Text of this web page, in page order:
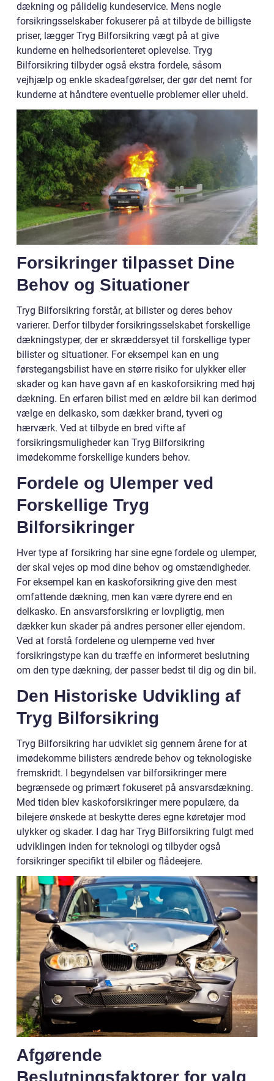
dækning og pålidelig kundeservice. Mens nogle
forsikringsselskaber fokuserer på at tilbyde de billigste
priser, lægger Tryg Bilforsikring vægt på at give
kunderne en helhedsorienteret oplevelse. Tryg
Bilforsikring tilbyder også ekstra fordele, såsom
vejhjælp og enkle skadeafgørelser, der gør det nemt for
kunderne at håndtere eventuelle problemer eller uheld.
Forsikringer tilpasset Dine
Behov og Situationer
Tryg Bilforsikring forstår, at bilister og deres behov
varierer. Derfor tilbyder forsikringsselskabet forskellige
dækningstyper, der er skræddersyet til forskellige typer
bilister og situationer. For eksempel kan en ung
førstegangsbilist have en større risiko for ulykker eller
skader og kan have gavn af en kaskoforsikring med høj
dækning. En erfaren bilist med en ældre bil kan derimod
vælge en delkasko, som dækker brand, tyveri og
hærværk. Ved at tilbyde en bred vifte af
forsikringsmuligheder kan Tryg Bilforsikring
imødekomme forskellige kunders behov.
Fordele og Ulemper ved
Forskellige Tryg
Bilforsikringer
Hver type af forsikring har sine egne fordele og ulemper,
der skal vejes op mod dine behov og omstændigheder.
For eksempel kan en kaskoforsikring give den mest
omfattende dækning, men kan være dyrere end en
delkasko. En ansvarsforsikring er lovpligtig, men
dækker kun skader på andres personer eller ejendom.
Ved at forstå fordelene og ulemperne ved hver
forsikringstype kan du træffe en informeret beslutning
om den type dækning, der passer bedst til dig og din bil.
Den Historiske Udvikling af
Tryg Bilforsikring
Tryg Bilforsikring har udviklet sig gennem årene for at
imødekomme bilisters ændrede behov og teknologiske
fremskridt. I begyndelsen var bilforsikringer mere
begrænsede og primært fokuseret på ansvarsdækning.
Med tiden blev kaskoforsikringer mere populære, da
bilejere ønskede at beskytte deres egne køretøjer mod
ulykker og skader. I dag har Tryg Bilforsikring fulgt med
udviklingen inden for teknologi og tilbyder også
forsikringer specifikt til elbiler og flådeejere.
Afgørende
Beslutningsfaktorer for valg